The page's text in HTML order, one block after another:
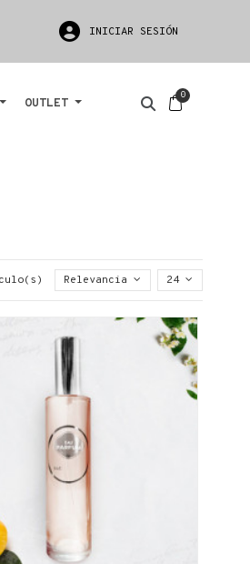
INICIAR SESIÓN
OUTLET
Relevancia 24